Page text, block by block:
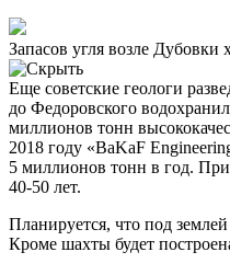
Запасов угля возле Дубовки
Еще советские геологи
до Федоровского
миллионов тонн
2018 году «BaKaF
5 миллионов тонн в год.
40-50 лет.
Планируется, что под
Кроме шахты будет